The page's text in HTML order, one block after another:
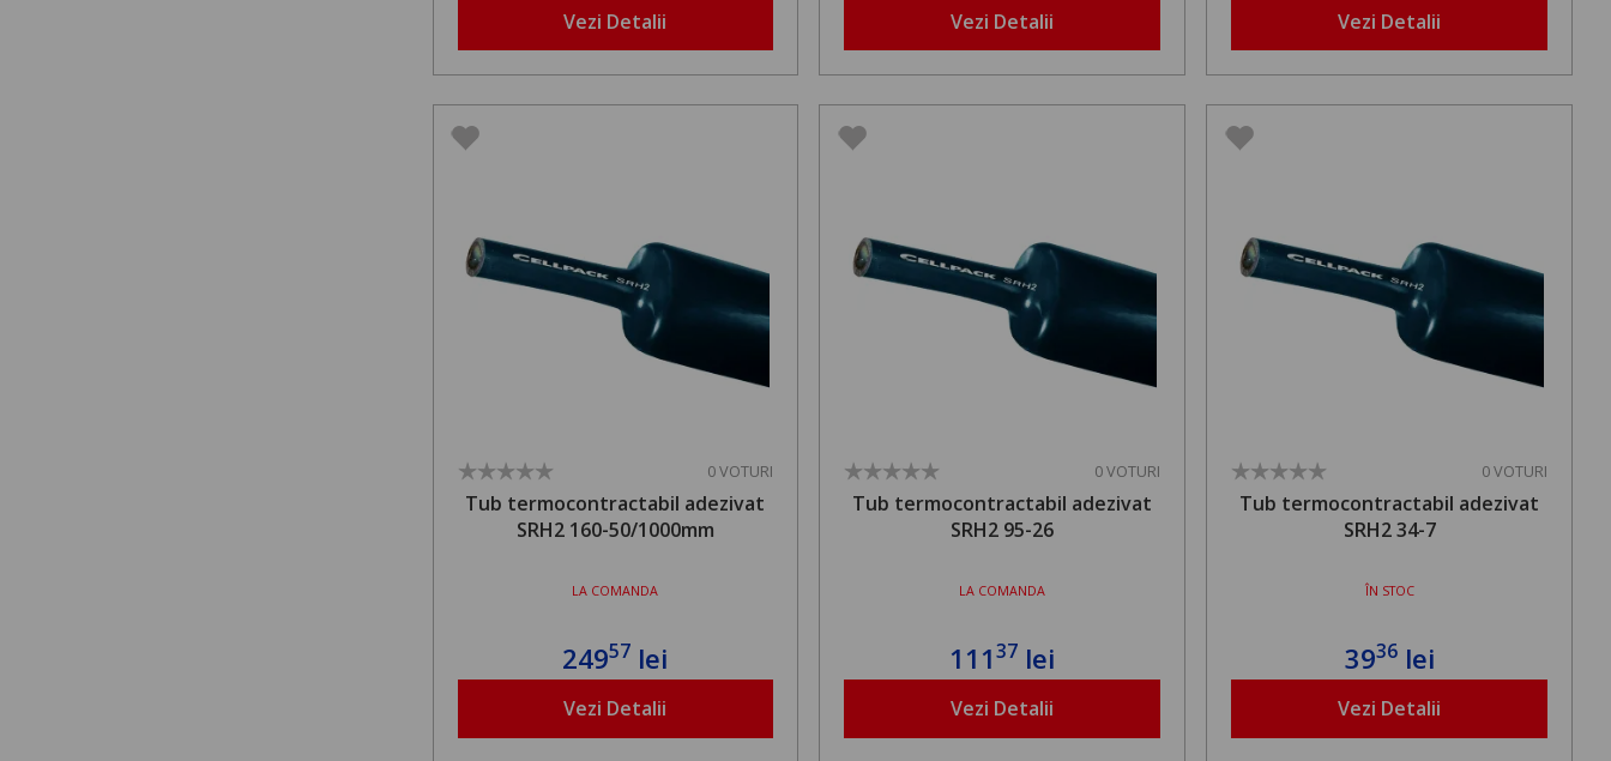
Vezi Detalii Vezi Detalii Vezi Detalii
0 VOTURI
Tub termocontractabil adezivat
SRH2 160-50/1000mm
LA COMANDA
24957 lei
Vezi Detalii
0 VOTURI
Tub termocontractabil adezivat
SRH2 95-26
LA COMANDA
11137 lei
Vezi Detalii
0 VOTURI
Tub termocontractabil adezivat
SRH2 34-7
ÎN STOC
3936lei
Vezi Detalii